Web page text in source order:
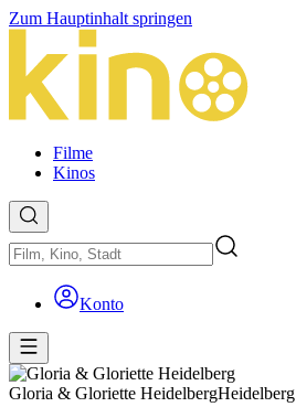
Zum Hauptinhalt springen
Filme
Kinos
Konto
Gloria & Gloriette HeidelbergHeidelberg